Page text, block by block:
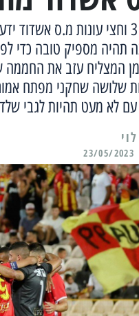
במשך 3 וחצי עונות מ.ס
תהיה מספיק טובה כדי
המצליח עזב את החממה
שלושה שחקני מפתח
לא מעט תהיות לגבי